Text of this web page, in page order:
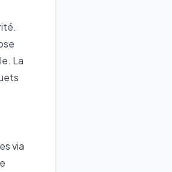
La
via